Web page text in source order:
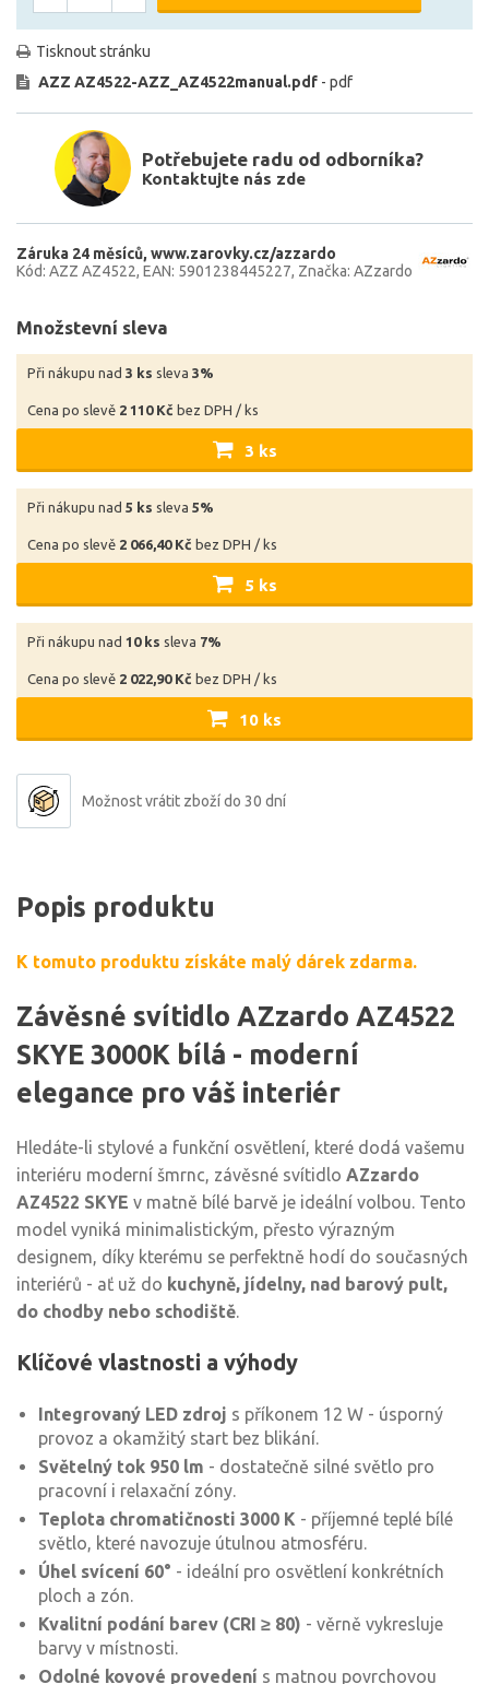
Tisknout stránku
AZZ AZ4522-AZZ_AZ4522manual.pdf - pdf
Potřebujete radu od odborníka?
Kontaktujte nás zde
Záruka 24 měsíců www.zarovky.cz/azzardo
Kód: AZZ AZ4522 EAN: 5901238445227 Značka: AZzardo
Množstevní sleva
Při nákupu nad 3 ks sleva 3%
Cena po slevě 2 110 Kč bez DPH / ks
3 ks
Při nákupu nad 5 ks sleva 5%
Cena po slevě 2 066,40 Kč bez DPH / ks
5 ks
Při nákupu nad 10 ks sleva 7%
Cena po slevě 2 022,90 Kč bez DPH / ks
10 ks
Možnost vrátit zboží do 30 dní
Popis produktu
K tomuto produktu získáte malý dárek zdarma.
Závěsné svítidlo AZzardo AZ4522
SKYE 3000K bílá - moderní
elegance pro váš interiér
Hledáte-li stylové a funkční osvětlení, které dodá vašemu
interiéru moderní šmrnc, závěsné svítidlo AZzardo
AZ4522 SKYE v matně bílé barvě je ideální volbou. Tento
model vyniká minimalistickým, přesto výrazným
designem, díky kterému se perfektně hodí do současných
interiérů - ať už do kuchyně, jídelny, nad barový pult,
do chodby nebo schodiště.
Klíčové vlastnosti a výhody
Integrovaný LED zdroj s příkonem 12 W - úsporný
provoz a okamžitý start bez blikání.
Světelný tok 950 lm - dostatečně silné světlo pro
pracovní i relaxační zóny.
Teplota chromatičnosti 3000 K - příjemné teplé bílé
světlo, které navozuje útulnou atmosféru.
Úhel svícení 60° - ideální pro osvětlení konkrétních
ploch a zón.
Kvalitní podání barev (CRI ≥ 80) - věrně vykresluje
barvy v místnosti.
Odolné kovové provedení s matnou povrchovou